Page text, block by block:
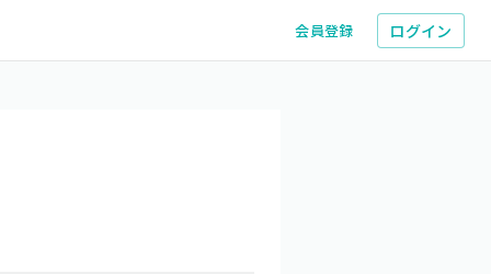
会員登録 ログイン